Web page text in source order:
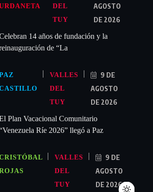
DEL
TUY
AGOSTO
DE 2026
14 años de fundación y la
de “La
VALLES
DEL
TUY
9 DE
AGOSTO
DE 2026
Plan Vacacional Comunitario
Ríe 2026” llegó a Paz
VALLES
DEL
TUY
9 DE
AGOSTO
DE 2026